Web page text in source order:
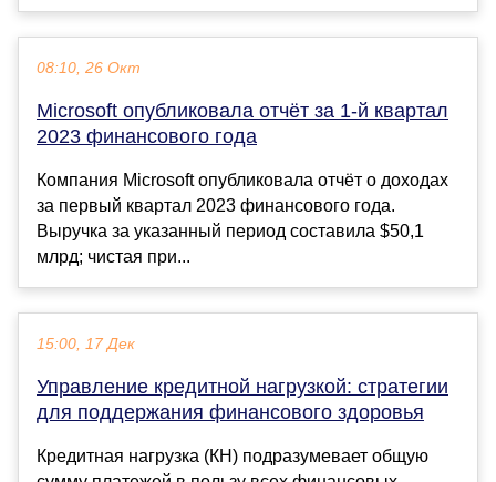
08:10, 26 Окт
Microsoft опубликовала отчёт за 1-й квартал
2023 финансового года
Компания Microsoft опубликовала отчёт о доходах
за первый квартал 2023 финансового года.
Выручка за указанный период составила $50,1
млрд; чистая при...
15:00, 17 Дек
Управление кредитной нагрузкой: стратегии
для поддержания финансового здоровья
Кредитная нагрузка (КН) подразумевает общую